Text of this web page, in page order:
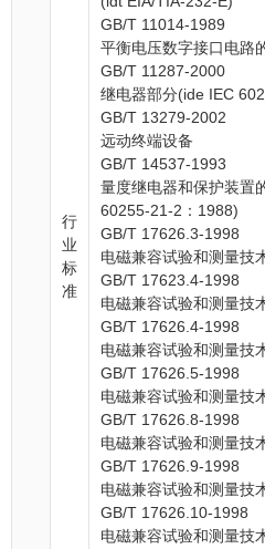
行
业
标
准
GB/T 11014-1989
平衡电压数字接口电路
GB/T 11287-2000
继电器部分(ide IEC
GB/T 13279-2002
远动终端设备
GB/T 14537-1993
量度继电器和保护装置
60255-21-2：1988)
GB/T 17626.3-1998
电磁兼容试验和测量技
GB/T 17623.4-1998
电磁兼容试验和测量技
GB/T 17626.4-1998
电磁兼容试验和测量技
GB/T 17626.5-1998
电磁兼容试验和测量技
GB/T 17626.8-1998
电磁兼容试验和测量技
GB/T 17626.9-1998
电磁兼容试验和测量技
GB/T 17626.10-1998
电磁兼容试验和测量技